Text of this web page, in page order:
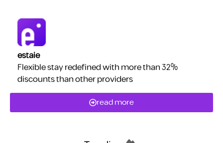
estaie
Flexible stay redefined with more than 32%
discounts than other providers
read more